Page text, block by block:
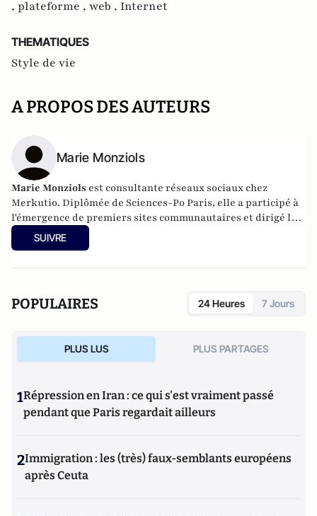
, plateforme , web , Internet
THEMATIQUES
Style de vie
A PROPOS DES AUTEURS
Marie Monziols
Marie Monziols est consultante réseaux sociaux chez
Merkutio. Diplômée de Sciences-Po Paris, elle a participé à
l'émergence de premiers sites communautaires et dirigé le
développement de l'Electronic Business Group. Elle
accompagne les institutions et les grandes entreprises sur
SUIVRE
POPULAIRES 24 Heures 7 Jours
PLUS LUS PLUS PARTAGES
1Répression en Iran : ce qui s'est vraiment passé
pendant que Paris regardait ailleurs
2Immigration : les (très) faux-semblants européens
après Ceuta